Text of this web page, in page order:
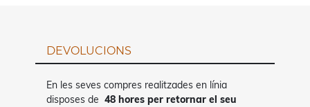
DEVOLUCIONS
En les seves compres realitzades en línia
disposes de 48 hores per retornar el seu